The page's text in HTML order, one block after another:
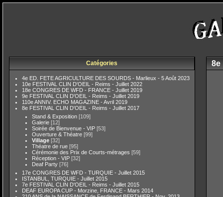
Catégories
4e ED. FETE AGRICULTURE DES SOURDS - Marlieux - 5 Août 2023
10e FESTIVAL CLIN D'OEIL - Reims - Juillet 2022
18e CONGRES DE WFD - FRANCE - Juillet 2019
9e FESTIVAL CLIN D'OEIL - Reims - Juillet 2019
110e ANNIV. ECHO MAGAZINE - Avril 2019
8e FESTIVAL CLIN D'OEIL - Reims - Juillet 2017
Stand & Exposition [109]
Galerie [12]
Soirée de Bienvenue - VIP [53]
Ouverture & Théatre [99]
Village [32]
Théatre de rue [95]
Cérémonie des Prix de Courts-métrages [59]
Réception - VIP [32]
Deaf Party [76]
17e CONGRES DE WFD - TURQUIE - Juillet 2015
ISTANBUL, TURQUIE - Juillet 2015
7e FESTIVAL CLIN D'OEIL - Reims - Juillet 2015
DEAF EUROPA CUP - Morzine, FRANCE - Mars 2014
8e